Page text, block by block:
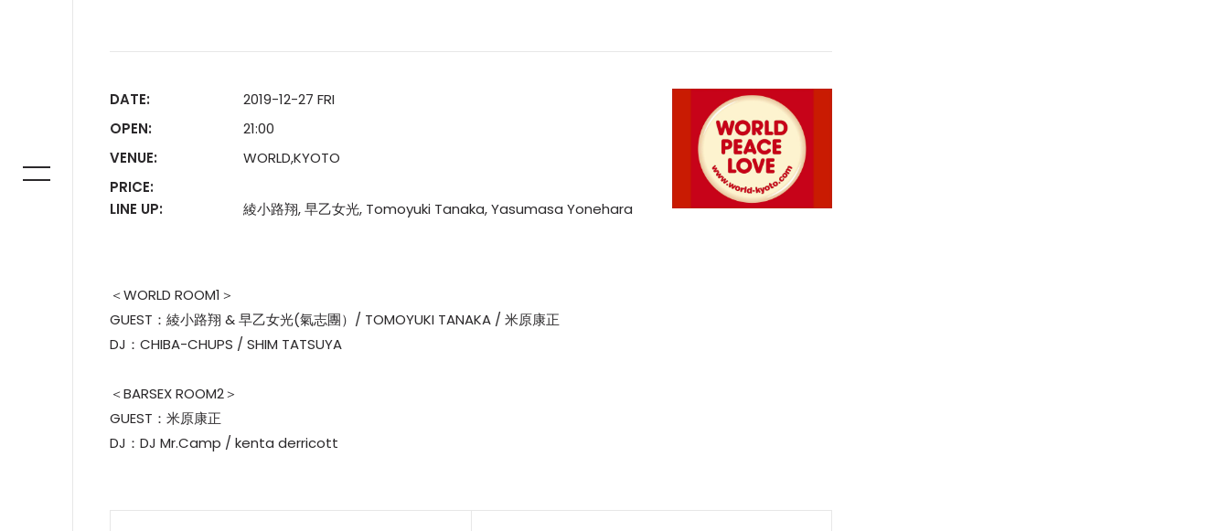
DATE:
2019-12-27 FRI
OPEN:
21:00
VENUE:
WORLD,KYOTO
PRICE:
LINE UP:
綾小路翔, 早乙女光, Tomoyuki Tanaka, Yasumasa Yonehara
＜WORLD ROOM1＞
GUEST：綾小路翔 & 早乙女光(氣志團）/ TOMOYUKI TANAKA / 米原康正
DJ：CHIBA-CHUPS / SHIM TATSUYA
＜BARSEX ROOM2＞
GUEST：米原康正
DJ：DJ Mr.Camp / kenta derricott